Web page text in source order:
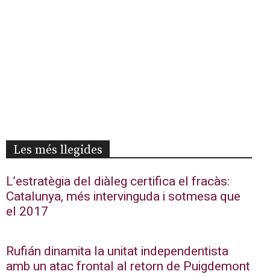
Les més llegides
L’estratègia del diàleg certifica el fracàs:
Catalunya, més intervinguda i sotmesa que
el 2017
Rufián dinamita la unitat independentista
amb un atac frontal al retorn de Puigdemont